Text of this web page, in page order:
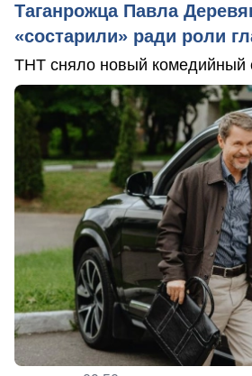
Таганрожца Павла
«состарили» ради роли
ТНТ сняло новый комедийный